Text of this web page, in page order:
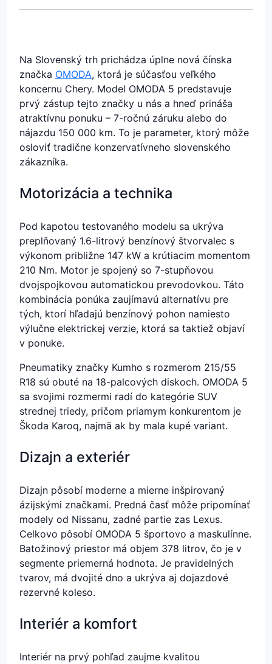
Na Slovenský trh prichádza úplne nová čínska
značka OMODA, ktorá je súčasťou veľkého
koncernu Chery. Model OMODA 5 predstavuje
prvý zástup tejto značky u nás a hneď prináša
atraktívnu ponuku – 7-ročnú záruku alebo do
nájazdu 150 000 km. To je parameter, ktorý môže
osloviť tradične konzervatívneho slovenského
zákazníka.
Motorizácia a technika
Pod kapotou testovaného modelu sa ukrýva
preplňovaný 1.6-litrový benzínový štvorvalec s
výkonom približne 147 kW a krútiacim momentom
210 Nm. Motor je spojený so 7-stupňovou
dvojspojkovou automatickou prevodovkou. Táto
kombinácia ponúka zaujímavú alternatívu pre
tých, ktorí hľadajú benzínový pohon namiesto
výlučne elektrickej verzie, ktorá sa taktiež objaví
v ponuke.
Pneumatiky značky Kumho s rozmerom 215/55
R18 sú obuté na 18-palcových diskoch. OMODA 5
sa svojimi rozmermi radí do kategórie SUV
strednej triedy, pričom priamym konkurentom je
Škoda Karoq, najmä ak by mala kupé variant.
Dizajn a exteriér
Dizajn pôsobí moderne a mierne inšpirovaný
ázijskými značkami. Predná časť môže pripomínať
modely od Nissanu, zadné partie zas Lexus.
Celkovo pôsobí OMODA 5 športovo a maskulínne.
Batožinový priestor má objem 378 litrov, čo je v
segmente priemerná hodnota. Je pravidelných
tvarov, má dvojité dno a ukrýva aj dojazdové
rezervné koleso.
Interiér a komfort
Interiér na prvý pohľad zaujme kvalitou